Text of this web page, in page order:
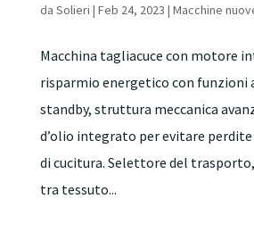
da Solieri | Feb 24, 2023 | Macchine
Macchina tagliacuce con motore
risparmio energetico con funzioni
standby, struttura meccanica
d’olio integrato per evitare
di cucitura. Selettore del
tra tessuto...